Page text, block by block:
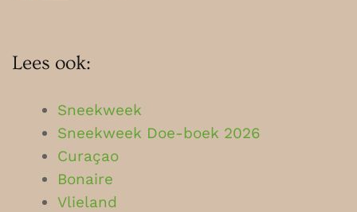
Lees ook:
Sneekweek
Sneekweek Doe-boek 2026
Curaçao
Bonaire
Vlieland